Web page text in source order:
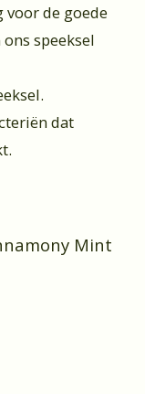
voor de goede
speeksel
dat
Mint